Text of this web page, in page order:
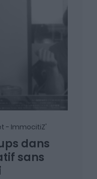
- ImmocitiZ'
dans
sans